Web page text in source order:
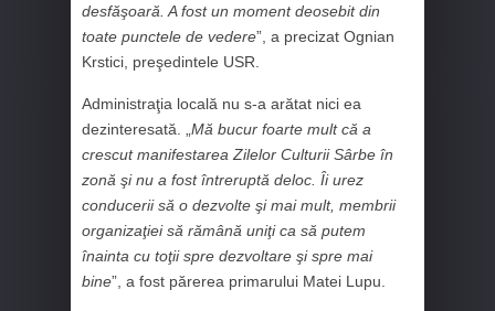
desfăşoară. A fost un moment deosebit din
toate punctele de vedere”, a precizat Ognian
Krstici, preşedintele USR.
Administraţia locală nu s-a arătat nici ea
dezinteresată. „ Mă bucur foarte mult că a
crescut manifestarea Zilelor Culturii Sârbe în
zonă şi nu a fostîntreruptă deloc. Îi urez
conducerii să o dezvolte şi mai mult, membrii
organizaţiei să rămână uniţi ca să putem
înainta cu toţii spre dezvoltare şi spre mai
bine”, a fost părerea primarului Matei Lupu.